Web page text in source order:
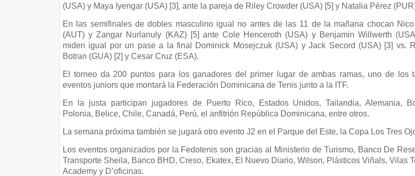
(USA) y Maya Iyengar (USA) [3], ante la pareja de Riley Crowder (USA) [5] y Natalia Pérez
En las semifinales de dobles masculino igual no antes de las 11 de la mañana chocan Nico
(AUT) y Zangar Nurlanuly (KAZ) [5] ante Cole Henceroth (USA) y Benjamin Willwerth
miden igual por un pase a la final Dominick Mosejczuk (USA) y Jack Secord (USA) [3] vs.
Botran (GUA) [2] y Cesar Cruz (ESA).
El torneo da 200 puntos para los ganadores del primer lugar de ambas ramas, uno de los
eventos juniors que montará la Federación Dominicana de Tenis junto a la ITF.
En la justa participan jugadores de Puerto Rico, Estados Unidos, Tailandia, Alemania,
Polonia, Belice, Chile, Canadá, Perú, el anfitrión República Dominicana, entre otros.
La semana próxima también se jugará otro evento J2 en el Parque del Este, la Copa Los Tres
Los eventos organizados por la Fedotenis son gracias al Ministerio de Turismo, Banco De
Transporte Sheila, Banco BHD, Creso, Ekatex, El Nuevo Diario, Wilson, Plásticos Viñals, Vilas
Academy y D’oficinas.